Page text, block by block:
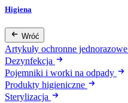
Higiena
Wróć
Artykuły ochronne jednorazowe
Dezynfekcja
Pojemniki i worki na odpady
Produkty higieniczne
Sterylizacja